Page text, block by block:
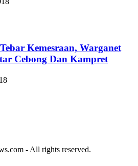
Kemesraan, Warganet
Cebong Dan Kampret
- All rights reserved.